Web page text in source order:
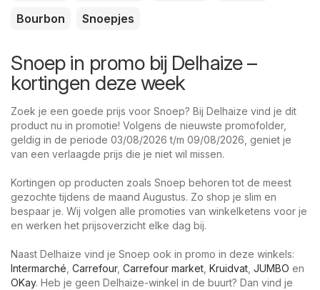
Bourbon
Snoepjes
Snoep in promo bij Delhaize –
kortingen deze week
Zoek je een goede prijs voor Snoep? Bij Delhaize vind je dit
product nu in promotie! Volgens de nieuwste promofolder,
geldig in de periode 03/08/2026 t/m 09/08/2026, geniet je
van een verlaagde prijs die je niet wil missen.
Kortingen op producten zoals Snoep behoren tot de meest
gezochte tijdens de maand Augustus. Zo shop je slim en
bespaar je. Wij volgen alle promoties van winkelketens voor je
en werken het prijsoverzicht elke dag bij.
Naast Delhaize vind je Snoep ook in promo in deze winkels:
Intermarché Carrefour, Carrefour market Kruidvat JUMBO en
OKay. Heb je geen Delhaize-winkel in de buurt? Dan vind je